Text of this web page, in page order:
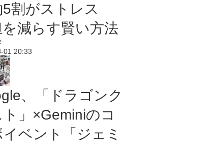
5割がストレス
減らす賢い方法
01 20:33
、「ドラゴンク
」×Geminiのコ
イベント「ジェミ